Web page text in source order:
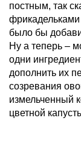
постным, так
было бы
Ну а теперь –
одни
дополнить их
созревания
измельченный
цветной